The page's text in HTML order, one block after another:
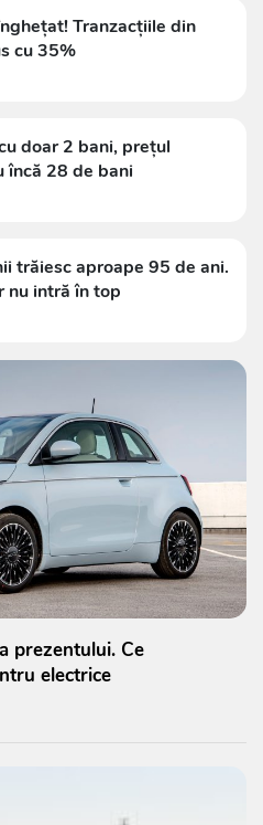
Tranzacțiile din
cu 35%
doar 2 bani, prețul
încă 28 de bani
trăiesc aproape 95 de ani.
nu intră în top
prezentului. Ce
electrice